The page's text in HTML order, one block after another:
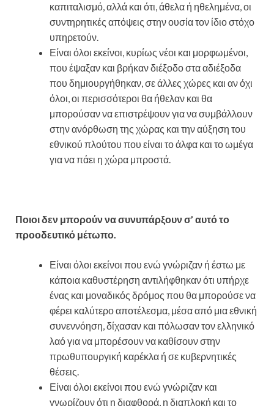
καπιταλισμό, αλλά και ότι, άθελα ή ηθελημένα, οι
συντηρητικές απόψεις στην ουσία τον ίδιο στόχο
υπηρετούν.
Είναι όλοι εκείνοι, κυρίως νέοι και μορφωμένοι,
που έψαξαν και βρήκαν διέξοδο στα αδιέξοδα
που δημιουργήθηκαν, σε άλλες χώρες και αν όχι
όλοι, οι περισσότεροι θα ήθελαν και θα
μπορούσαν να επιστρέψουν για να συμβάλλουν
στην ανόρθωση της χώρας και την αύξηση του
εθνικού πλούτου που είναι το άλφα και το ωμέγα
για να πάει η χώρα μπροστά.
Ποιοι δεν μπορούν να συνυπάρξουν σ’ αυτό το
προοδευτικό μέτωπο.
Είναι όλοι εκείνοι που ενώ γνώριζαν ή έστω με
κάποια καθυστέρηση αντιλήφθηκαν ότι υπήρχε
ένας και μοναδικός δρόμος που θα μπορούσε να
φέρει καλύτερο αποτέλεσμα, μέσα από μια εθνική
συνεννόηση, δίχασαν και πόλωσαν τον ελληνικό
λαό για να μπορέσουν να καθίσουν στην
πρωθυπουργική καρέκλα ή σε κυβερνητικές
θέσεις.
Είναι όλοι εκείνοι που ενώ γνώριζαν και
γνωρίζουν ότι η διαφθορά, η διαπλοκή και το